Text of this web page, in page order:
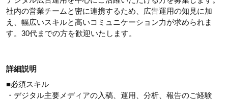
社内の営業チームと密に連携するため、広告運用の知見に加
え、幅広いスキルと高いコミュニケーション力が求められま
す。30代までの方を歓迎いたします。
詳細説明
■必須スキル
・デジタル主要メディアの入稿、運用、分析、報告のご経験